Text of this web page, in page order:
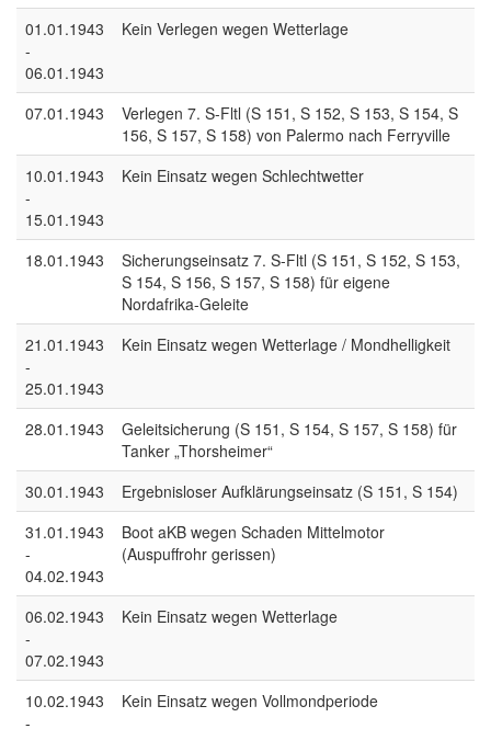
01.01.1943
-
06.01.1943
Kein Verlegen wegen Wetterlage
07.01.1943
Verlegen 7. S-Fltl (S 151, S 152, S 153, S 154, S
156, S 157, S 158) von Palermo nach Ferryville
10.01.1943
-
15.01.1943
Kein Einsatz wegen Schlechtwetter
18.01.1943
Sicherungseinsatz 7. S-Fltl (S 151, S 152, S 153,
S 154, S 156, S 157, S 158) für eigene
Nordafrika-Geleite
21.01.1943
-
25.01.1943
Kein Einsatz wegen Wetterlage / Mondhelligkeit
28.01.1943
Geleitsicherung (S 151, S 154, S 157, S 158) für
Tanker „Thorsheimer“
30.01.1943
Ergebnisloser Aufklärungseinsatz (S 151, S 154)
31.01.1943
-
04.02.1943
Boot aKB wegen Schaden Mittelmotor
(Auspuffrohr gerissen)
06.02.1943
-
07.02.1943
Kein Einsatz wegen Wetterlage
10.02.1943
-
Kein Einsatz wegen Vollmondperiode